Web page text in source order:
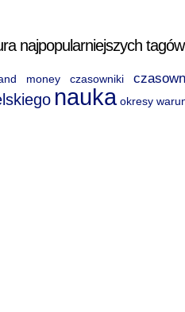
najpopularniejszych
money czasowniki
nauka okresy